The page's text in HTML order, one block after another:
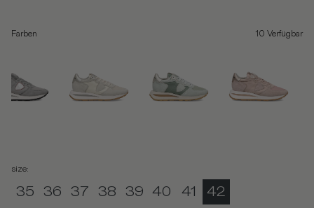
Farben 10 Verfügbar
size:
35 36 37 38 39 40 41 42